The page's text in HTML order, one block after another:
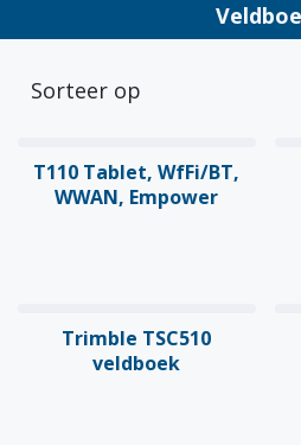
Sorteer op
Nieuw!
T110 Tablet, WfFi/BT,
WWAN, Empower
Nieuw!
Trimble TSC510
veldboek